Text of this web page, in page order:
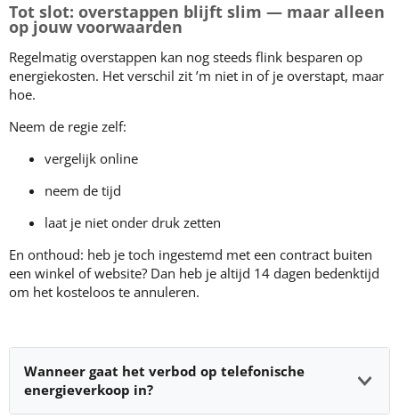
Tot slot: overstappen blijft slim — maar alleen
op jouw voorwaarden
Regelmatig overstappen kan nog steeds flink besparen op
energiekosten. Het verschil zit ’m niet in of je overstapt, maar
hoe.
Neem de regie zelf:
vergelijk online
neem de tijd
laat je niet onder druk zetten
En onthoud: heb je toch ingestemd met een contract buiten
een winkel of website? Dan heb je altijd 14 dagen bedenktijd
om het kosteloos te annuleren.
Wanneer gaat het verbod op telefonische
energieverkoop in?